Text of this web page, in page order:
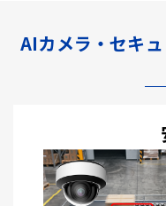
AIカメラ・セキ